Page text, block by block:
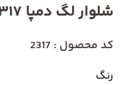
شلوار لگ دمپا 2317
کد محصول : 2317
رنگ